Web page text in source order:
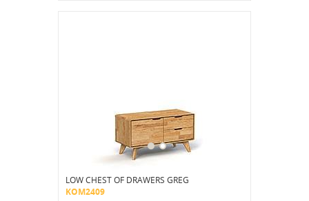
LOW CHEST OF DRAWERS GREG
KOM2409